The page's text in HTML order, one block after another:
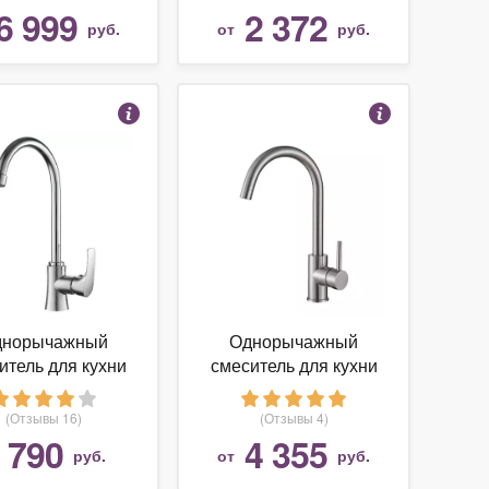
999 руб.
Niagara NIASB00M01
от 2 372 руб.
для кухни
Ростовская
SL126-
017F
(Отзывы 16)
790 руб.
Однорычажный
смеситель для кухни
(мойки) ESKO K4
(Отзывы 4)
от 4 355 руб.